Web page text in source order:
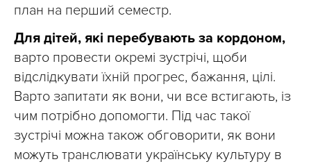
план на перший семестр.
Для дітей, які перебувають за кордоном,
варто провести окремі зустрічі, щоби
відслідкувати їхній прогрес, бажання, цілі.
Варто запитати як вони, чи все встигають, із
чим потрібно допомогти. Під час такої
зустрічі можна також обговорити, як вони
можуть транслювати українську культуру в